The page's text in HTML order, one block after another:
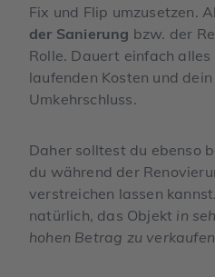
Fix und Flip umzusetzen.
der Sanierung bzw. der
Rolle. Dauert einfach
laufenden Kosten und
Umkehrschluss.
Daher solltest du ebenso
du während der
verstreichen lassen
natürlich, das Objekt in
hohen Betrag zu verkaufen.